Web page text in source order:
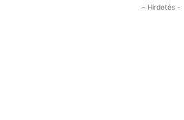
- Hirdetés -